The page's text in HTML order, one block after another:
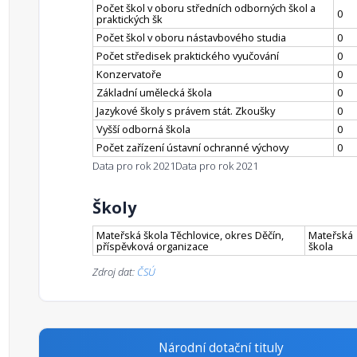
Počet škol v oboru středních odborných škol a
praktických šk
0
Počet škol v oboru nástavbového studia
0
Počet středisek praktického vyučování
0
Konzervatoře
0
Základní umělecká škola
0
Jazykové školy s právem stát. Zkoušky
0
Vyšší odborná škola
0
Počet zařízení ústavní ochranné výchovy
0
Data pro rok 2021Data pro rok 2021
Školy
Mateřská škola Těchlovice, okres Děčín,
příspěvková organizace
Mateřská
škola
Zdroj dat: ČSÚ
Národní dotační tituly